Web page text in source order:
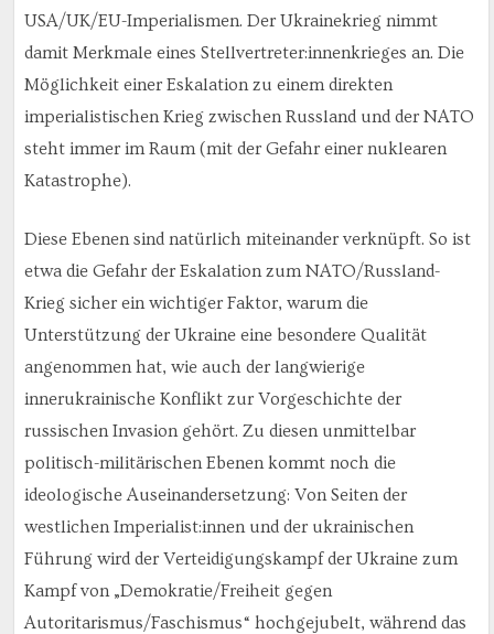
USA/UK/EU-Imperialismen. Der Ukrainekrieg nimmt
damit Merkmale eines Stellvertreter:innenkrieges an. Die
Möglichkeit einer Eskalation zu einem direkten
imperialistischen Krieg zwischen Russland und der NATO
steht immer im Raum (mit der Gefahr einer nuklearen
Katastrophe).
Diese Ebenen sind natürlich miteinander verknüpft. So ist
etwa die Gefahr der Eskalation zum NATO/Russland-
Krieg sicher ein wichtiger Faktor, warum die
Unterstützung der Ukraine eine besondere Qualität
angenommen hat, wie auch der langwierige
innerukrainische Konflikt zur Vorgeschichte der
russischen Invasion gehört. Zu diesen unmittelbar
politisch-militärischen Ebenen kommt noch die
ideologische Auseinandersetzung: Von Seiten der
westlichen Imperialist:innen und der ukrainischen
Führung wird der Verteidigungskampf der Ukraine zum
Kampf von „Demokratie/Freiheit gegen
Autoritarismus/Faschismus“ hochgejubelt, während das